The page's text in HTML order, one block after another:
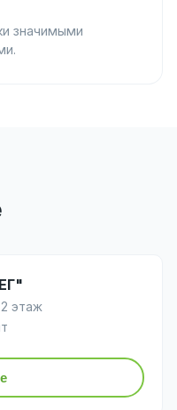
значимыми
2 этаж